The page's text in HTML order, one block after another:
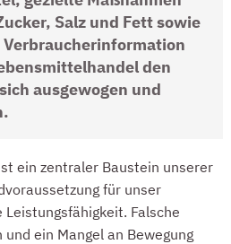
Salz und Fett sowie
den
ausgewogen und
ein zentraler Baustein unserer
für unser
Falsche
ein Mangel an Bewegung